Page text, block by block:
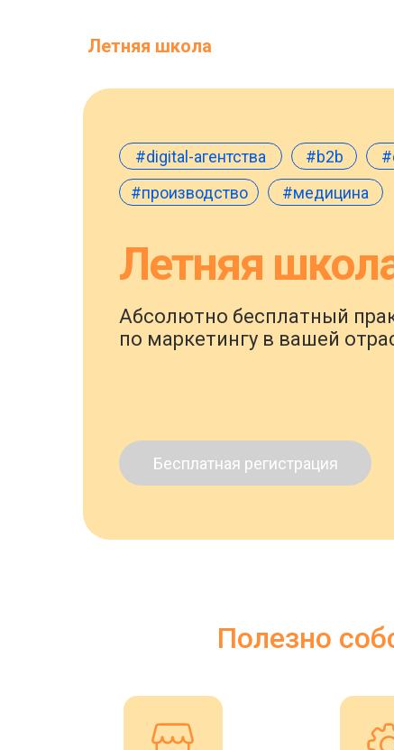
Летняя школа
Летняя
Бесплатная регистрация
#медицина
#производство
#b2b
#digital-агентства
Абсолютно бесплатный
по маркетингу в вашей
Полезно